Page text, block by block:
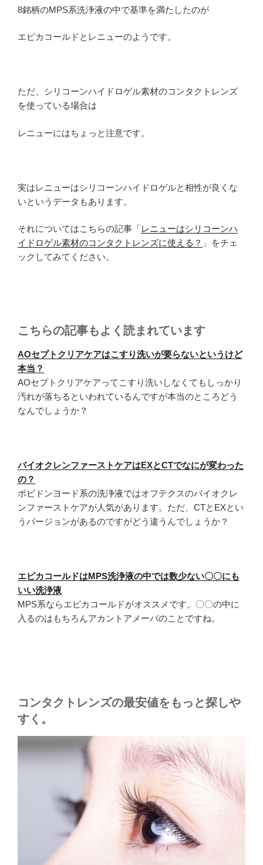
8銘柄のMPS系洗浄液の中で基準を満たしたのが
エピカコールドとレニューのようです。
ただ、シリコーンハイドロゲル素材のコンタクトレンズ
を使っている場合は
レニューにはちょっと注意です。
実はレニューはシリコーンハイドロゲルと相性が良くな
いというデータもあります。
それについてはこちらの記事「 レニューはシリコーンハ
イドロゲル素材のコンタクトレンズに使える？ 」をチェ
ックしてみてください。
こちらの記事もよく読まれています
AOセプトクリアケアはこすり洗いが要らないというけど
本当？
AOセプトクリアケアってこすり洗いしなくてもしっかり
汚れが落ちるといわれているんですが本当のところどう
なんでしょうか？
バイオクレンファーストケアはEXとCTでなにが変わった
の？
ポビドンヨード系の洗浄液ではオフテクスのバイオクレ
ンファーストケアが人気があります。ただ、CTとEXとい
うバージョンがあるのですがどう違うんでしょうか？
エピカコールドはMPS洗浄液の中では数少ない〇〇にも
いい洗浄液
MPS系ならエピカコールドがオススメです。〇〇の中に
入るのはもちろんアカントアメーバのことですね。
コンタクトレンズの最安値をもっと探しや
すく。